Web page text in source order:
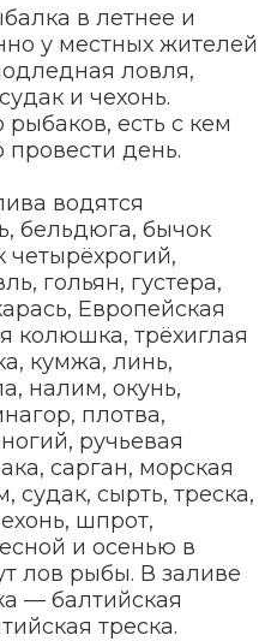
в летнее и
у местных жителей
ловля,
и чехонь.
есть с кем
день.
водятся
бельдюга, бычок
гольян, густера,
Европейская
колюшка, трёхиглая
кумжа, линь,
налим, окунь,
плотва,
ручьевая
сарган, морская
судак, сырть, треска,
шпрот,
и осенью в
лов рыбы. В заливе
— балтийская
треска.